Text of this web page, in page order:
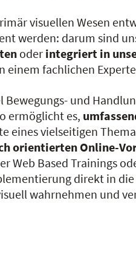
visuellen Wesen
werden: darum sind
oder integriert in
einem fachlichen
und
ermöglicht es,
eines vielseitigen
orientierten Online-
Web Based Trainings
direkt in
wahrnehmen und